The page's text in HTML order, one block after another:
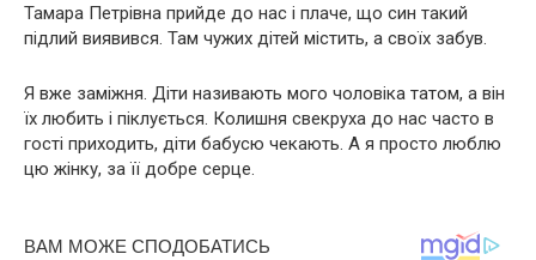
Тамара Петрівна прийде до нас і плаче, що син такий
підлий виявився. Там чужих дітей містить, а своїх забув.
Я вже заміжня. Діти називають мого чоловіка татом, а він
їх любить і піклується. Колишня свекруха до нас часто в
гості приходить, діти бабусю чекають. А я просто люблю
цю жінку, за її добре серце.